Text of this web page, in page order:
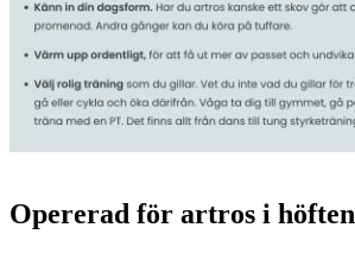
Opererad för artros i höften